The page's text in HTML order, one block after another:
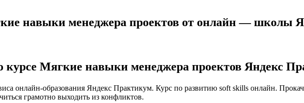
навыки менеджера проектов от онлайн — школы
курсе Мягкие навыки менеджера проектов Яндекс
онлайн-образования Яндекс Практикум. Курс по развитию soft skills онлайн.
грамотно выходить из конфликтов.